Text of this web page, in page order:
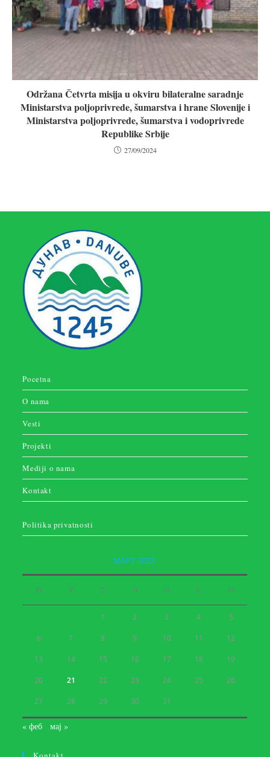
Održana Četvrta misija u okviru bilateralne saradnje
Ministarstva poljoprivrede, šumarstva i hrane Slovenije i
Ministarstva poljoprivrede, šumarstva i vodoprivrede
Republike Srbije
27/09/2024
Pocetna
O nama
Vesti
Projekti
Mediji o nama
Kontakt
Politika privatnosti
МАРТ 2023.
П У С Ч П С Н
1 2 3 4 5
6 7 8 9 10 11 12
13 14 15 16 17 18 19
20 21 22 23 24 25 26
27 28 29 30 31
« феб мај »